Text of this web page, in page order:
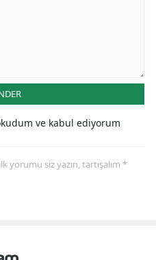
Tokat
Trabzon
Şanlıurfa
ve kabul ediyorum
yorumu siz yazın, tartışalım *